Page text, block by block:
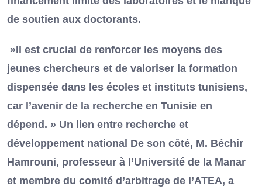
de soutien aux doctorants.
»Il est crucial de renforcer les moyens des
jeunes chercheurs et de valoriser la formation
dispensée dans les écoles et instituts tunisiens,
car l’avenir de la recherche en Tunisie en
dépend. » Un lien entre recherche et
développement national De son côté, M. Béchir
Hamrouni, professeur à l’Université de la Manar
et membre du comité d’arbitrage de l’ATEA, a